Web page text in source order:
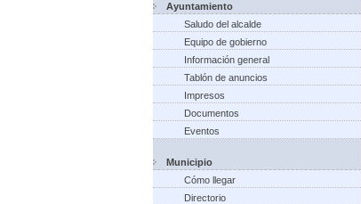
Ayuntamiento
Saludo del alcalde
Equipo de gobierno
Información general
Tablón de anuncios
Impresos
Documentos
Eventos
Municipio
Cómo llegar
Directorio